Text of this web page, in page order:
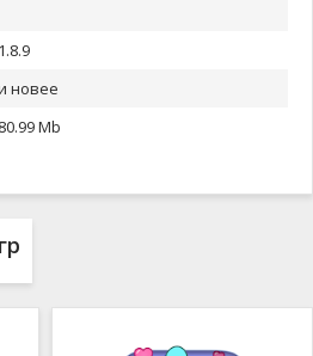
1.8.9
новее
80.99 Mb